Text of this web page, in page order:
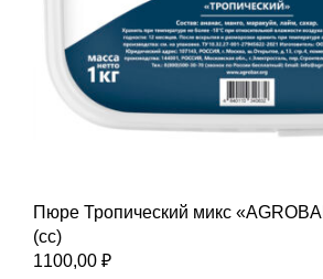
Пюре Тропический микс
(сс)
1100,00 ₽